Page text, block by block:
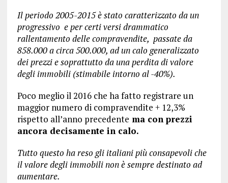
Il periodo 2005-2015 è stato caratterizzato da un
progressivo e per certi versi drammatico
rallentamento delle compravendite, passate da
858.000 a circa 500.000, ad un calo generalizzato
dei prezzi e soprattutto da una perdita di valore
degli immobili (stimabile intorno al -40%).
Poco meglio il 2016 che ha fatto registrare un
maggior numero di compravendite + 12,3%
rispetto all’anno precedente ma con prezzi
ancora decisamente in calo.
Tutto questo ha reso gli italiani più consapevoli che
il valore degli immobili non è sempre destinato ad
aumentare.